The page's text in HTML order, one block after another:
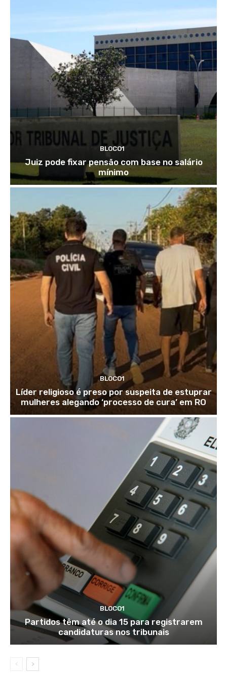
BLOCO1
Juiz pode fixar pensão com base no salário
mínimo
BLOCO1
Líder religioso é preso por suspeita de estuprar
mulheres alegando ‘processo de cura’ em RO
BLOCO1
Partidos têm até o dia 15 para registrarem
candidaturas nos tribunais